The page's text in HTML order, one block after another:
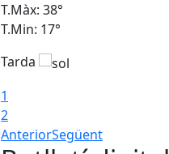
T.Màx: 38°
T.Min: 17°
Tarda
1
2
AnteriorSegüent